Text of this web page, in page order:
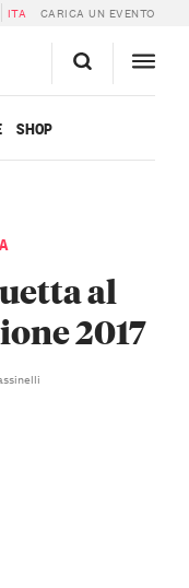
& PASQUETTA AL
ITA CARICA UN EVENTO
SHOP
al
2017